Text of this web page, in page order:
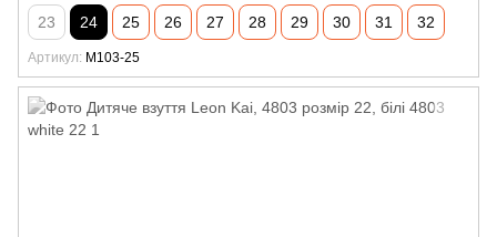
23 24 25 26 27 28 29 30 31 32
Артикул M103-25